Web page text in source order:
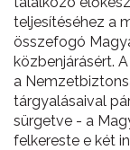
teljesítéséhez a
összefogó
közbenjárásért.
a
tárgyalásaival
sürgetve - a
felkereste e két